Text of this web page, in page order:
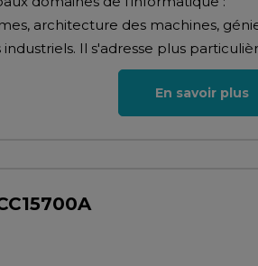
architecture des machines,
Il s'adresse plus
En savoir plus